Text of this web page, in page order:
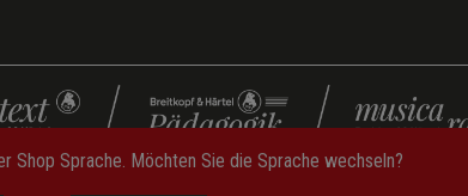
Shop Sprache. Möchten Sie die Sprache wechseln?